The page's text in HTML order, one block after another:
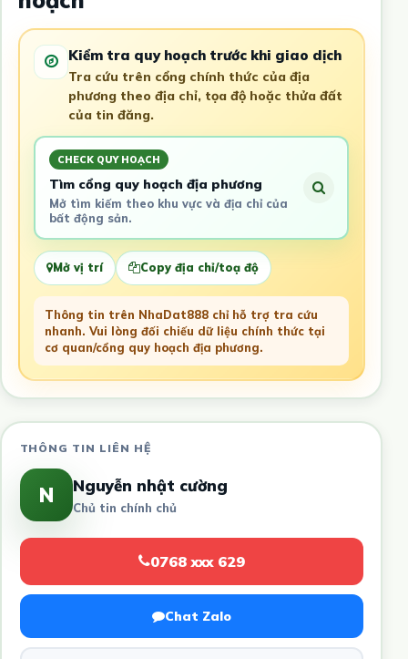
Kiểm tra quy hoạch trước khi giao dịch
Tra cứu trên cổng chính thức của địa
phương theo địa chỉ, tọa độ hoặc thửa đất
của tin đăng.
CHECK QUY HOẠCH
Tìm cổng quy hoạch địa phương
Mở tìm kiếm theo khu vực và địa chỉ của
bất động sản.
Mở vị trí Copy địa chỉ/toạ độ
Thông tin trên NhaDat888 chỉ hỗ trợ tra cứu
nhanh. Vui lòng đối chiếu dữ liệu chính thức tại
cơ quan/cổng quy hoạch địa phương.
THÔNG TIN LIÊN HỆ
N Nguyễn nhật cường
Chủ tin chính chủ
0768 xxx 629
Chat Zalo